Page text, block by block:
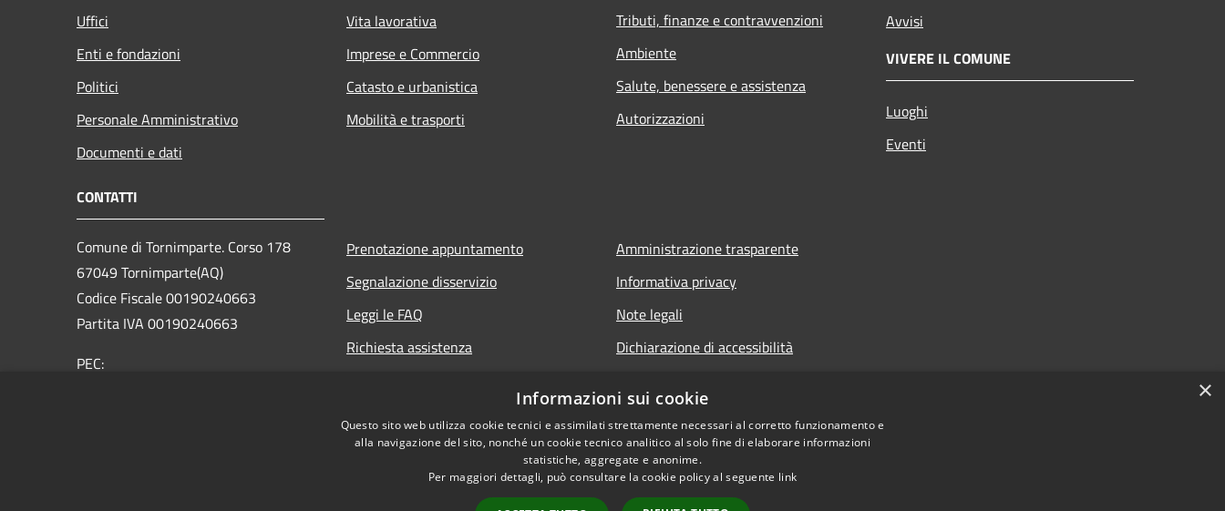
Uffici
Enti e fondazioni
Politici
Personale Amministrativo
Documenti e dati
Vita lavorativa
Imprese e Commercio
Catasto e urbanistica
Mobilità e trasporti
Tributi, finanze e contravvenzioni
Ambiente
Salute, benessere e assistenza
Autorizzazioni
Avvisi
VIVERE IL COMUNE
Luoghi
Eventi
CONTATTI
Comune di Tornimparte. Corso 178
67049 Tornimparte(AQ)
Codice Fiscale 00190240663
Partita IVA 00190240663
PEC:
Prenotazione appuntamento
Segnalazione disservizio
Leggi le FAQ
Richiesta assistenza
Amministrazione trasparente
Informativa privacy
Note legali
Dichiarazione di accessibilità
×
Informazioni sui cookie
Questo sito web utilizza cookie tecnici e assimilati strettamente necessari al corretto funzionamento e
alla navigazione del sito, nonché un cookie tecnico analitico al solo fine di elaborare informazioni
statistiche, aggregate e anonime.
Per maggiori dettagli, può consultare la cookie policy al seguente link